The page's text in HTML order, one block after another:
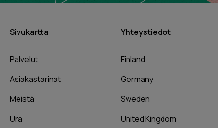
Sivukartta
Palvelut
Asiakastarinat
Meistä
Ura
Yhteystiedot
Finland
Germany
Sweden
United Kingdom